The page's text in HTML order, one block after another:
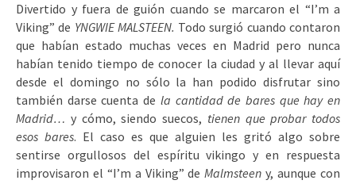
Divertido y fuera de guión cuando se marcaron el “I’m a
Viking” de YNGWIE MALSTEEN. Todo surgió cuando contaron
que habían estado muchas veces en Madrid pero nunca
habían tenido tiempo de conocer la ciudad y al llevar aquí
desde el domingo no sólo la han podido disfrutar sino
también darse cuenta de la cantidad de bares que hay en
Madrid… y cómo, siendo suecos, tienen que probar todos
esos bares. El caso es que alguien les gritó algo sobre
sentirse orgullosos del espíritu vikingo y en respuesta
improvisaron el “I’m a Viking” deMalmsteen y, aunque con